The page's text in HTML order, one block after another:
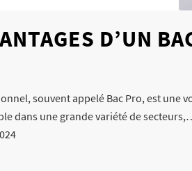
D’UN
souvent appelé Bac Pro, est une
dans une grande variété de